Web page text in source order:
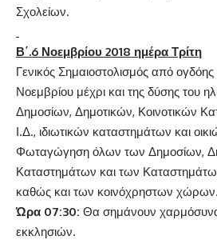
Σχολείων.
Β΄.6 Νοεμβρίου 2018 ημέρα Τρίτη
Γενικός Σημαιοστολισμός από
Νοεμβρίου μέχρι και της δύσης του
Δημοσίων, Δημοτικών, Κοινοτικών
Ι.Δ., ιδιωτικών καταστημάτων και
Φωταγώγηση όλων των Δημοσίων,
Καταστημάτων και των
καθώς και των κοινόχρηστων χώρων.
Ώρα 07:30: Θα σημάνουν
εκκλησιών.